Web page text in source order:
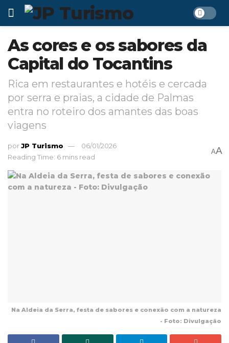
As cores e os sabores da
Capital do Tocantins
Rica em restaurantes e hotéis e cercada
por serra e praias, a cidade de Palmas
entra no roteiro dos amantes das boas
viagens
porJP Turismo
06/01/2026
Reading Time: 6 mins read
AA
Na Aldeia da Serra, festa de sabores e conexão com a natureza
- Foto: Divulgação